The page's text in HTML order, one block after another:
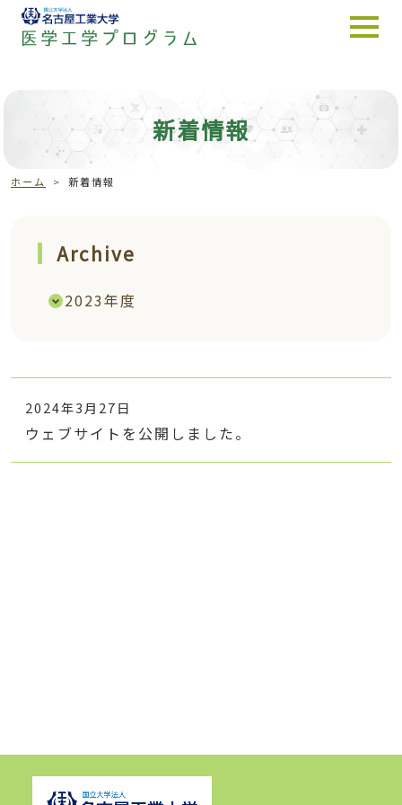
新着情報
ホーム 新着情報
Archive
2023年度
2024年3月27日
ウェブサイトを公開しました。